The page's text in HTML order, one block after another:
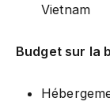
Vietnam
Budget sur la